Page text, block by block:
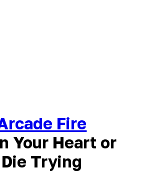
Fire
Your Heart or
Die Trying